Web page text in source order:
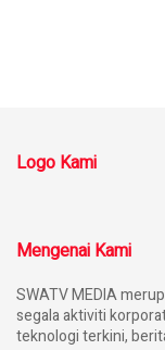
Logo Kami
Mengenai Kami
SWATV MEDIA
segala aktiviti
teknologi terkini,